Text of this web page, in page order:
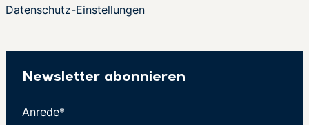
Datenschutz-Einstellungen
Newsletter abonnieren
Anrede*